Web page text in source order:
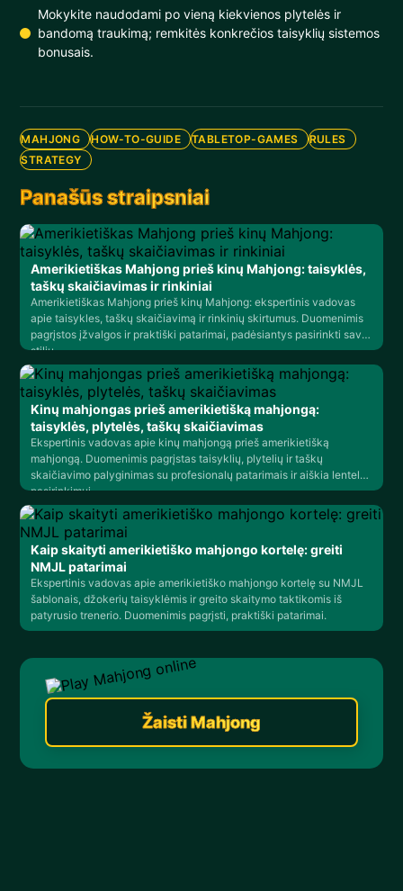
Mokykite naudodami po vieną kiekvienos plytelės ir
bandomą traukimą; remkitės konkrečios taisyklių sistemos
bonusais.
MAHJONG HOW-TO-GUIDE TABLETOP-GAMES
RULES
STRATEGY
Panašūs straipsniai
Amerikietiškas Mahjong prieš kinų Mahjong: taisyklės,
taškų skaičiavimas ir rinkiniai
Amerikietiškas Mahjong prieš kinų Mahjong: ekspertinis vadovas
apie taisykles, taškų skaičiavimą ir rinkinių skirtumus. Duomenimis
pagrįstos įžvalgos ir praktiški patarimai, padėsiantys pasirinkti savo
stilių.
Kinų mahjongas prieš amerikietišką mahjongą:
taisyklės, plytelės, taškų skaičiavimas
Ekspertinis vadovas apie kinų mahjongą prieš amerikietišką
mahjongą. Duomenimis pagrįstas taisyklių, plytelių ir taškų
skaičiavimo palyginimas su profesionalų patarimais ir aiškia lentele
pasirinkimui.
Kaip skaityti amerikietiško mahjongo kortelę: greiti
NMJL patarimai
Ekspertinis vadovas apie amerikietiško mahjongo kortelę su NMJL
šablonais, džokerių taisyklėmis ir greito skaitymo taktikomis iš
patyrusio trenerio. Duomenimis pagrįsti, praktiški patarimai.
Žaisti Mahjong